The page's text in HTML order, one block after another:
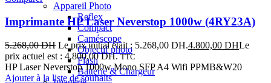
Appareil Photo
Reflex
Compact
Caméscope
Objectif photo
Flash
Batterie & Chargeur
Imprimante HP Laser Neverstop 1000w (4RY23A)
5.268,00DH Le prix initial était : 5.268,00 DH.4.800,00 DHLe
prix actuel est : 4.800,00 DH. TTC
HP Laser Neverstop 1000w Mono SFP A4 Wifi PPMB&W20
Ajouter à la liste de souhaits